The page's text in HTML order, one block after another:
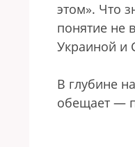
этом». Что
понятие не
Украиной и
В глубине
обещает —